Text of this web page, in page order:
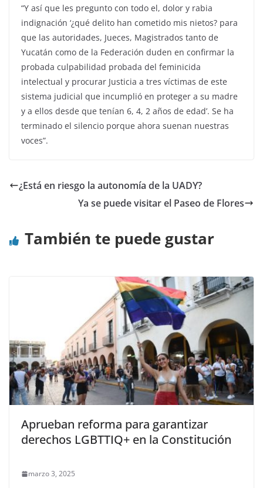
“Y así que les pregunto con todo el, dolor y rabia
indignación ‘¿qué delito han cometido mis nietos? para
que las autoridades, Jueces, Magistrados tanto de
Yucatán como de la Federación duden en confirmar la
probada culpabilidad probada del feminicida
intelectual y procurar Justicia a tres víctimas de este
sistema judicial que incumplió en proteger a su madre
y a ellos desde que tenían 6, 4, 2 años de edad’. Se ha
terminado el silencio porque ahora suenan nuestras
voces”.
¿Está en riesgo la autonomía de la UADY?
Ya se puede visitar el Paseo de Flores
También te puede gustar
Aprueban reforma para garantizar
derechos LGBTTIQ+ en la Constitución
marzo 3, 2025